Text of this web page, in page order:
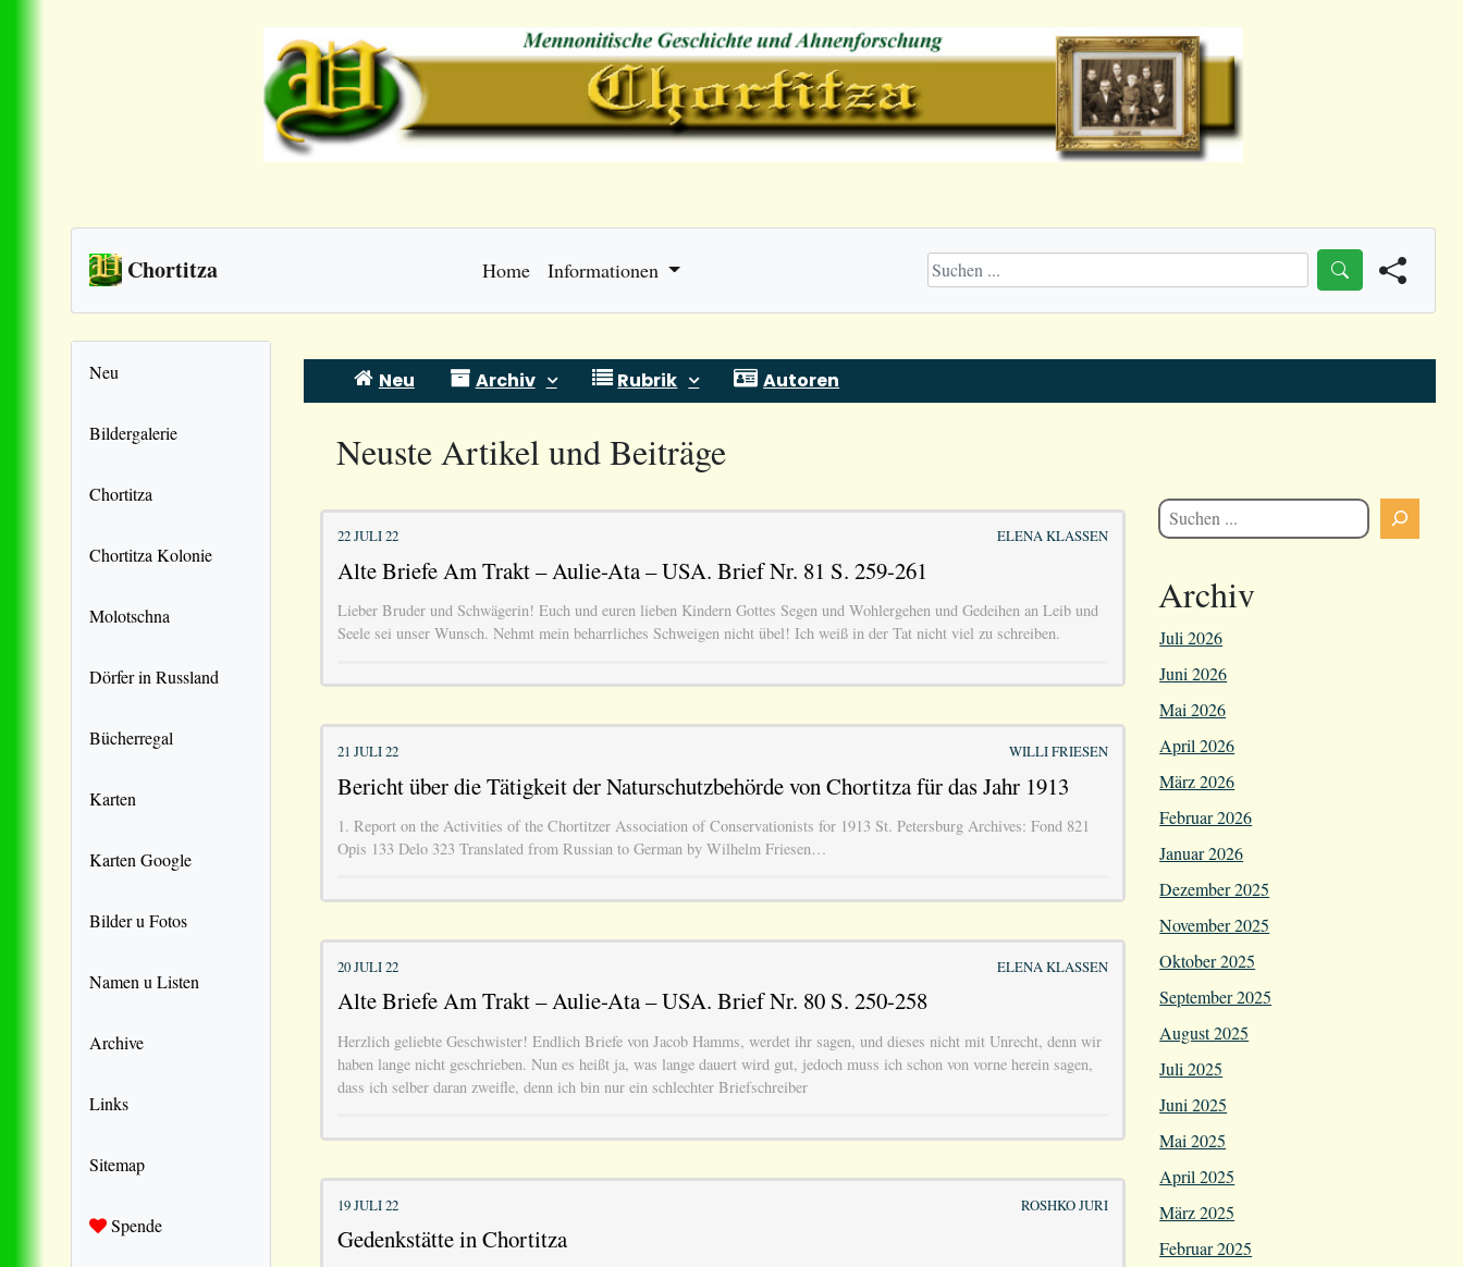
Chortitza Home Informationen
Neu
Bildergalerie
Chortitza
Chortitza Kolonie
Molotschna
Dörfer in Russland
Bücherregal
Karten
Karten Google
Bilder u Fotos
Namen u Listen
Archive
Links
Sitemap
Spende
Skip
content
Neu Archiv Rubrik Autoren
Neuste Artikel und Beiträge
22 JULI 22 ELENA KLASSEN
Alte Briefe Am Trakt – Aulie-Ata – USA. Brief Nr. 81 S. 259-261
Lieber Bruder und Schwägerin! Euch und euren lieben Kindern Gottes Segen und Wohlergehen und Gedeihen an Leib und
Seele sei unser Wunsch. Nehmt mein beharrliches Schweigen nicht übel! Ich weiß in der Tat nicht viel zu schreiben.
21 JULI 22 WILLI FRIESEN
Bericht über die Tätigkeit der Naturschutzbehörde von Chortitza für das Jahr 1913
1. Report on the Activities of the Chortitzer Association of Conservationists for 1913 St. Petersburg Archives: Fond 821
Opis 133 Delo 323 Translated from Russian to German by Wilhelm Friesen…
20 JULI 22 ELENA KLASSEN
Alte Briefe Am Trakt – Aulie-Ata – USA. Brief Nr. 80 S. 250-258
Herzlich geliebte Geschwister! Endlich Briefe von Jacob Hamms, werdet ihr sagen, und dieses nicht mit Unrecht, denn wir
haben lange nicht geschrieben. Nun es heißt ja, was lange dauert wird gut, jedoch muss ich schon von vorne herein sagen,
dass ich selber daran zweifle, denn ich bin nur ein schlechter Briefschreiber
19 JULI 22 ROSHKO JURI
Gedenkstätte in Chortitza
Archiv
Juli 2026
Juni 2026
Mai 2026
April 2026
März 2026
Februar 2026
Januar 2026
Dezember 2025
November 2025
Oktober 2025
September 2025
August 2025
Juli 2025
Juni 2025
Mai 2025
April 2025
März 2025
Februar 2025